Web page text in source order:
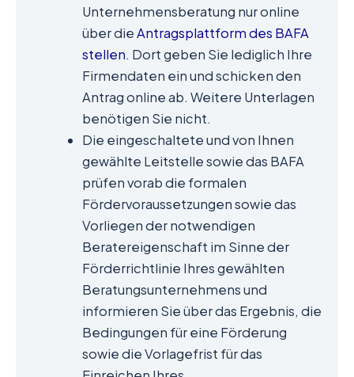
Unternehmensberatung nur online
über dieAntragsplattform des BAFA
stellen. Dort geben Sie lediglich Ihre
Firmendaten ein und schicken den
Antrag online ab. Weitere Unterlagen
benötigen Sie nicht.
Die eingeschaltete und von Ihnen
gewählte Leitstelle sowie das BAFA
prüfen vorab die formalen
Fördervoraussetzungen sowie das
Vorliegen der notwendigen
Beratereigenschaft im Sinne der
Förderrichtlinie Ihres gewählten
Beratungsunternehmens und
informieren Sie über das Ergebnis, die
Bedingungen für eine Förderung
sowie die Vorlagefrist für das